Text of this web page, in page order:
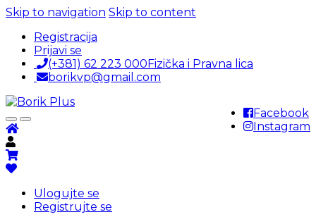
Skip to navigation Skip to content
Registracija
Prijavi se
(+381) 62 223 000Fizička i Pravna lica
borikvp@gmail.com
Facebook
Instagram
Ulogujte se
Registrujte se